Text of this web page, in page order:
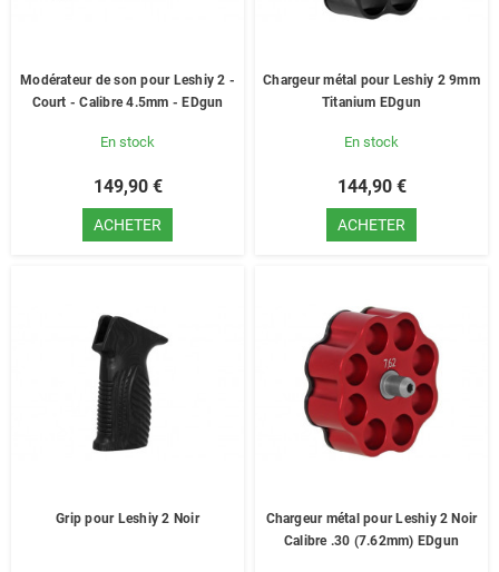
Modérateur de son pour Leshiy 2 -
Court - Calibre 4.5mm - EDgun
En stock
149,90 €
ACHETER
Chargeur métal pour Leshiy 2 9mm
Titanium EDgun
En stock
144,90 €
ACHETER
Grip pour Leshiy 2 Noir
Chargeur métal pour Leshiy 2 Noir
Calibre .30 (7.62mm) EDgun